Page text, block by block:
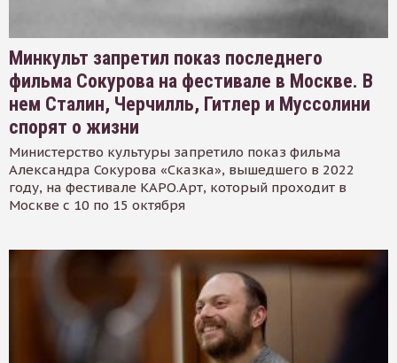
Минкульт запретил показ последнего
фильма Сокурова на фестивале в Москве. В
нем Сталин, Черчилль, Гитлер и Муссолини
спорят о жизни
Министерство культуры запретило показ фильма
Александра Сокурова «Сказка», вышедшего в 2022
году, на фестивале КАРО.Арт, который проходит в
Москве с 10 по 15 октября